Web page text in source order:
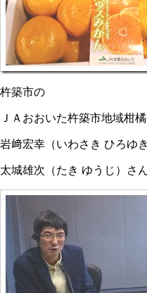
杵築市の
ＪＡおおいた杵築市地域柑
岩﨑宏幸（いわさき ひろゆ
太城雄次（たき ゆうじ）さ